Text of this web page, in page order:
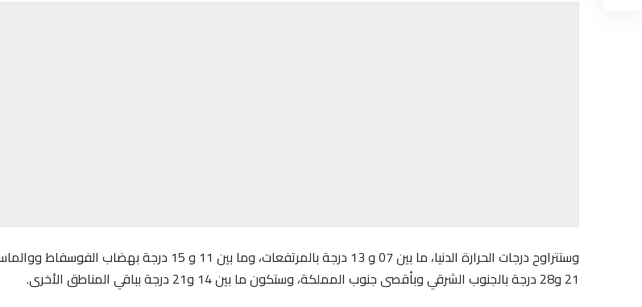
وستتراوح درجات الحرارة الدنيا، ما بين 07 و 13 درجة بالمرتفعات، وما بين 11 و 15 درجة
21 و28 درجة بالجنوب الشرقي وبأقصى جنوب المملكة، وستكون ما بين 14 و21 درجة بباقي المناطق الأخرى.